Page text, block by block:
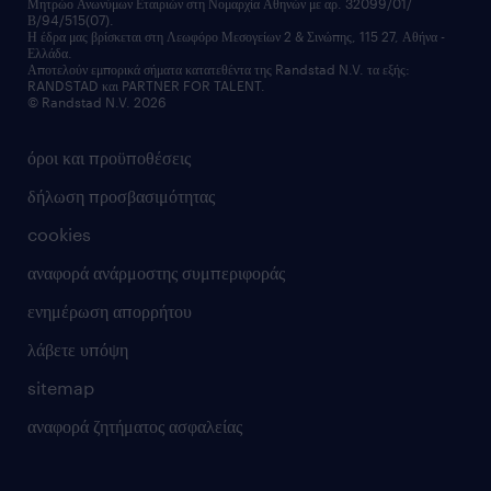
υπηρεσίες redeployment
workforce insights
επικοινώνησε μαζί μας
επικοινώνησε μαζί μας
όροι και προϋποθέσεις
δήλωση προσβασιμότητας
cookies
αναφορά ανάρμοστης συμπεριφοράς
ενημέρωση απορρήτου
λάβετε υπόψη
sitemap
αναφορά ζητήματος ασφαλείας
Μητρώο Ανωνύμων Εταιριών στη Νομαρχία Αθηνών με αρ. 32099/01/
Β/94/515(07).
Η έδρα μας βρίσκεται στη Λεωφόρο Μεσογείων 2 & Σινώπης, 115 27, Αθήνα -
Ελλάδα.
Αποτελούν εμπορικά σήματα κατατεθέντα της Randstad N.V. τα εξής:
RANDSTAD και PARTNER FOR TALENT.
© Randstad N.V. 2026